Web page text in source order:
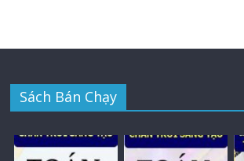
Sách Bán Chạy